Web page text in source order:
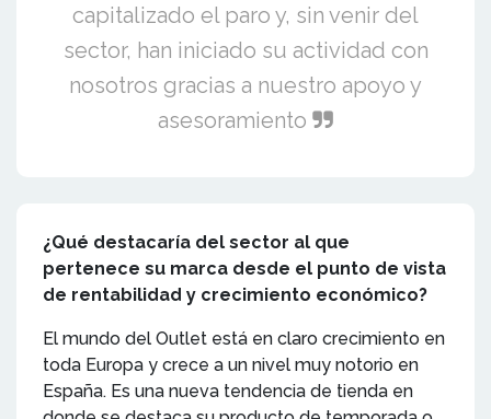
capitalizado el paro y, sin venir del
sector, han iniciado su actividad con
nosotros gracias a nuestro apoyo y
asesoramiento
¿Qué destacaría del sector al que
pertenece su marca desde el punto de vista
de rentabilidad y crecimiento económico?
El mundo del Outlet está en claro crecimiento en
toda Europa y crece a un nivel muy notorio en
España. Es una nueva tendencia de tienda en